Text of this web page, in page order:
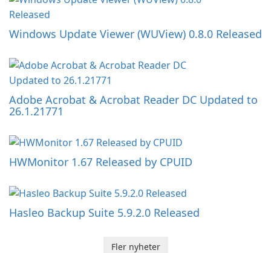
Windows Update Viewer (WUView) 0.8.0 Released
Adobe Acrobat & Acrobat Reader DC Updated to
26.1.21771
HWMonitor 1.67 Released by CPUID
Hasleo Backup Suite 5.9.2.0 Released
Fler nyheter